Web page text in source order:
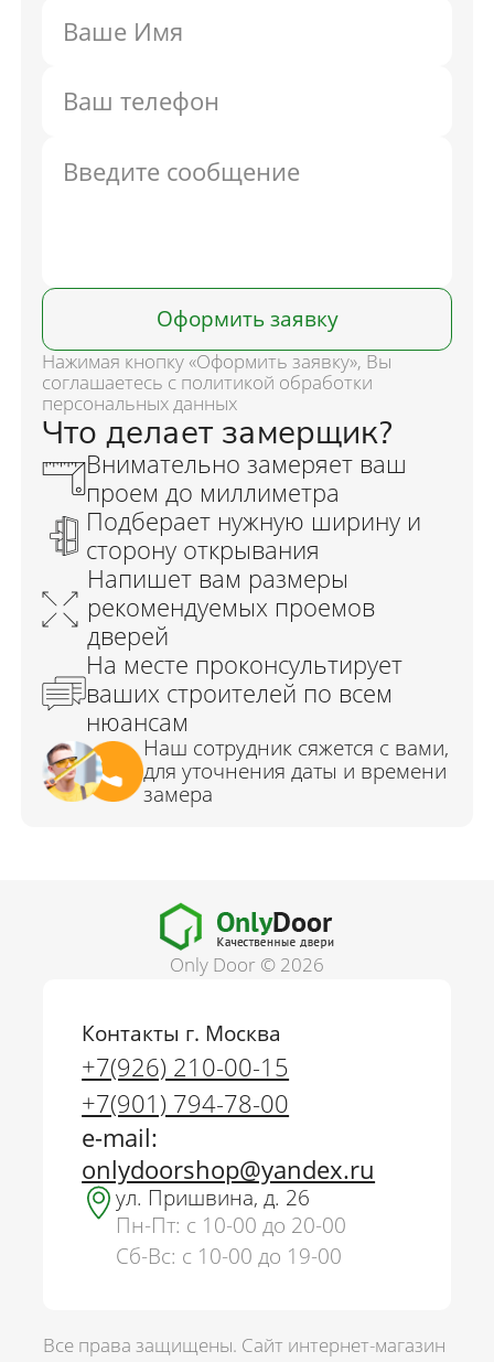
Оформить заявку
Нажимая кнопку «Оформить заявку», Вы
соглашаетесь с политикой обработки
персональных данных
Что делает замерщик?
Внимательно замеряет ваш
проем до миллиметра
Подберает нужную ширину и
сторону открывания
Напишет вам размеры
рекомендуемых проемов
дверей
На месте проконсультирует
ваших строителей по всем
нюансам
Наш сотрудник сяжется с вами,
для уточнения даты и времени
замера
Only Door © 2026
Контакты г. Москва
+7(926) 210-00-15
+7(901) 794-78-00
e-mail:
onlydoorshop@yandex.ru
ул. Пришвина, д. 26
Пн-Пт: с 10-00 до 20-00
Сб-Вс: с 10-00 до 19-00
Все права защищены. Сайт интернет-магазин